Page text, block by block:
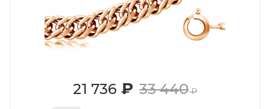
21 736 ₽ 33 440₽